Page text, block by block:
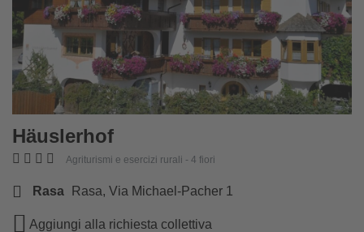
Häuslerhof
Agriturismi e esercizi rurali - 4 fiori
Rasa Rasa, Via Michael-Pacher 1
Aggiungi alla richiesta collettiva